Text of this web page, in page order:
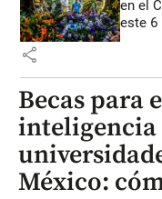
en el
este 6
share
Becas para
México: